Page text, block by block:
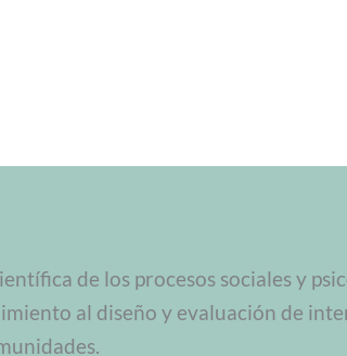
de los procesos sociales y
al diseño y evaluación de